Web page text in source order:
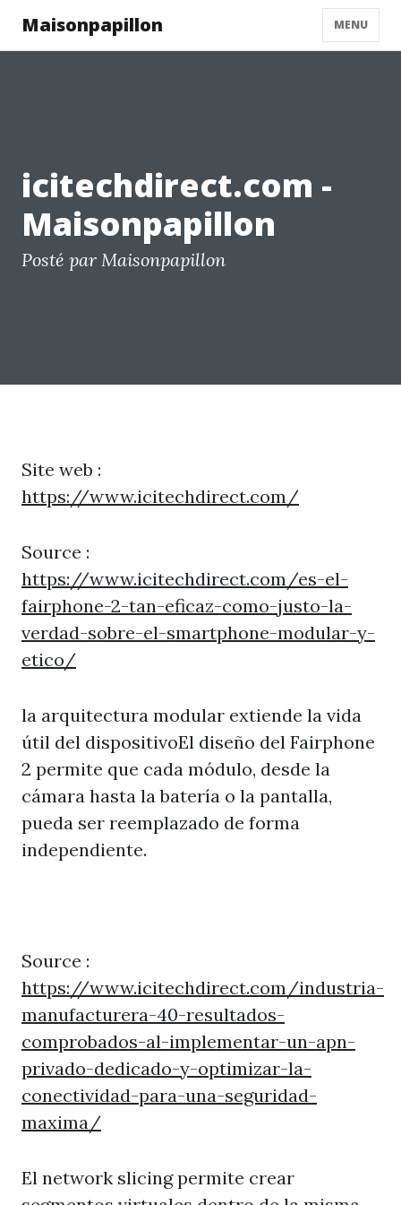
Maisonpapillon MENU
icitechdirect.com -
Maisonpapillon
Posté par Maisonpapillon
Site web :
https://www.icitechdirect.com/
Source :
https://www.icitechdirect.com/es-el-
fairphone-2-tan-eficaz-como-justo-la-
verdad-sobre-el-smartphone-modular-y-
etico/
la arquitectura modular extiende la vida
útil del dispositivoEl diseño del Fairphone
2 permite que cada módulo, desde la
cámara hasta la batería o la pantalla,
pueda ser reemplazado de forma
independiente.
Source :
https://www.icitechdirect.com/industria-
manufacturera-40-resultados-
comprobados-al-implementar-un-apn-
privado-dedicado-y-optimizar-la-
conectividad-para-una-seguridad-
maxima/
El network slicing permite crear